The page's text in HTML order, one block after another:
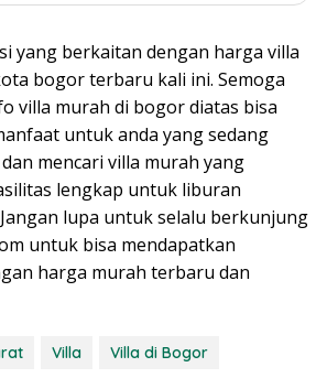
yang berkaitan dengan harga villa
bogor terbaru kali ini. Semoga
villa murah di bogor diatas bisa
untuk anda yang sedang
mencari villa murah yang
lengkap untuk liburan
lupa untuk selalu berkunjung
untuk bisa mendapatkan
harga murah terbaru dan
Villa Villa di Bogor